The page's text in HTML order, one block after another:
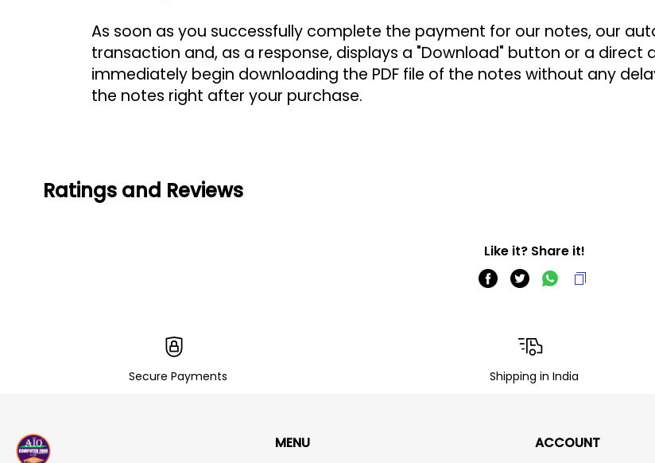
As soon as you successfully complete the payment for our notes, our
transaction and, as a response, displays a "Download" button or a direct
immediately begin downloading the PDF file of the notes without any
the notes right after your purchase.
Ratings and Reviews
Like it? Share it!
Secure Payments Shipping in India
MENU ACCOUNT